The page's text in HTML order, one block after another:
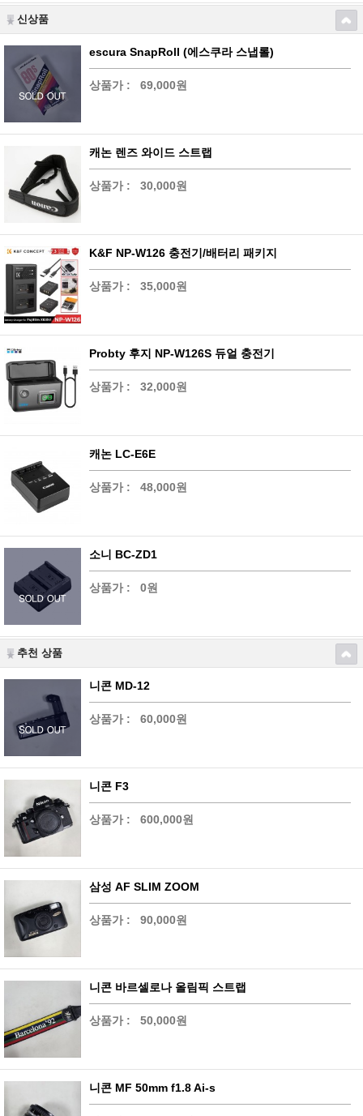
신상품
escura SnapRoll (에스쿠라 스냅롤)
상품가 : 69,000원
캐논 렌즈 와이드 스트랩
상품가 : 30,000원
K&F NP-W126 충전기/배터리 패키지
상품가 : 35,000원
Probty 후지 NP-W126S 듀얼 충전기
상품가 : 32,000원
캐논 LC-E6E
상품가 : 48,000원
소니 BC-ZD1
상품가 : 0원
추천 상품
니콘 MD-12
상품가 : 60,000원
니콘 F3
상품가 : 600,000원
삼성 AF SLIM ZOOM
상품가 : 90,000원
니콘 바르셀로나 올림픽 스트랩
상품가 : 50,000원
니콘 MF 50mm f1.8 Ai-s